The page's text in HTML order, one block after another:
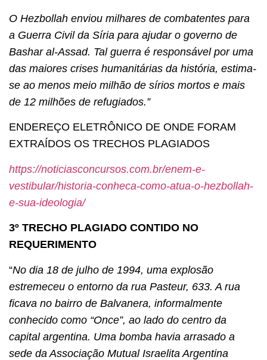
O Hezbollah enviou milhares de combatentes para
a Guerra Civil da Síria para ajudar o governo de
Bashar al-Assad. Tal guerra é responsável por uma
das maiores crises humanitárias da história, estima-
se ao menos meio milhão de sírios mortos e mais
de 12 milhões de refugiados.”
ENDEREÇO ELETRÔNICO DE ONDE FORAM
EXTRAÍDOS OS TRECHOS PLAGIADOS
https://noticiasconcursos.com.br/enem-e-
vestibular/historia-conheca-como-atua-o-hezbollah-
e-sua-ideologia/
3º TRECHO PLAGIADO CONTIDO NO
REQUERIMENTO
“No dia 18 de julho de 1994, uma explosão
estremeceu o entorno da rua Pasteur, 633. A rua
ficava no bairro de Balvanera, informalmente
conhecido como “Once”, ao lado do centro da
capital argentina. Uma bomba havia arrasado a
sede da Associação Mutual Israelita Argentina